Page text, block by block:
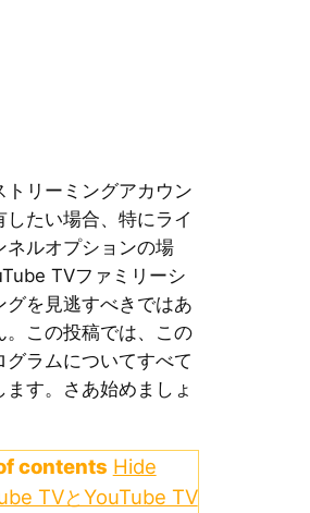
トリーミングアカウン
したい場合、特にライ
ネルオプションの場
TVファミリーシ
グを見逃すべきではあ
。この投稿では、この
グラムについてすべて
ます。さあ始めましょ
contents Hide
TVとYouTube TV